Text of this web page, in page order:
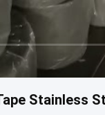
Stainless